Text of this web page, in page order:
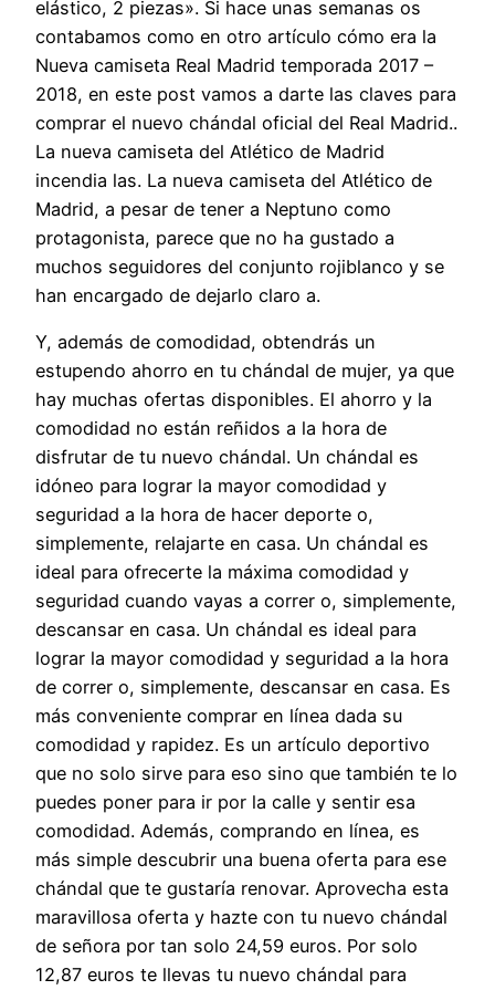
elástico, 2 piezas». Si hace unas semanas os
contabamos como en otro artículo cómo era la
Nueva camiseta Real Madrid temporada 2017 –
2018, en este post vamos a darte las claves para
comprar el nuevo chándal oficial del Real Madrid..
La nueva camiseta del Atlético de Madrid
incendia las. La nueva camiseta del Atlético de
Madrid, a pesar de tener a Neptuno como
protagonista, parece que no ha gustado a
muchos seguidores del conjunto rojiblanco y se
han encargado de dejarlo claro a.
Y, además de comodidad, obtendrás un
estupendo ahorro en tu chándal de mujer, ya que
hay muchas ofertas disponibles. El ahorro y la
comodidad no están reñidos a la hora de
disfrutar de tu nuevo chándal. Un chándal es
idóneo para lograr la mayor comodidad y
seguridad a la hora de hacer deporte o,
simplemente, relajarte en casa. Un chándal es
ideal para ofrecerte la máxima comodidad y
seguridad cuando vayas a correr o, simplemente,
descansar en casa. Un chándal es ideal para
lograr la mayor comodidad y seguridad a la hora
de correr o, simplemente, descansar en casa. Es
más conveniente comprar en línea dada su
comodidad y rapidez. Es un artículo deportivo
que no solo sirve para eso sino que también te lo
puedes poner para ir por la calle y sentir esa
comodidad. Además, comprando en línea, es
más simple descubrir una buena oferta para ese
chándal que te gustaría renovar. Aprovecha esta
maravillosa oferta y hazte con tu nuevo chándal
de señora por tan solo 24,59 euros. Por solo
12,87 euros te llevas tu nuevo chándal para